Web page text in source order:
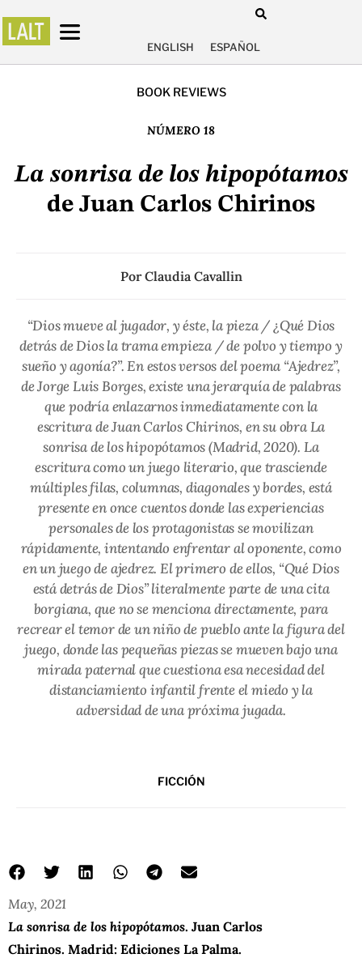
ENGLISH ESPAÑOL
BOOK REVIEWS
NÚMERO 18
La sonrisa de los hipopótamos
de Juan Carlos Chirinos
PorClaudia Cavallin
“Dios mueve al jugador, y éste, la pieza / ¿Qué Dios
detrás de Dios la trama empieza / de polvo y tiempo y
sueño y agonía?”. En estos versos del poema “Ajedrez”,
de Jorge Luis Borges, existe una jerarquía de palabras
que podría enlazarnos inmediatamente con la
escritura de Juan Carlos Chirinos, en su obraLa
sonrisa de los hipopótamos(Madrid, 2020). La
escritura como un juego literario, que trasciende
múltiples filas, columnas, diagonales y bordes, está
presente en once cuentos donde las experiencias
personales de los protagonistas se movilizan
rápidamente, intentando enfrentar al oponente, como
en un juego de ajedrez. El primero de ellos, “Qué Dios
está detrás de Dios” literalmente parte de una cita
borgiana, que no se menciona directamente, para
recrear el temor de un niño de pueblo ante la figura del
juego, donde las pequeñas piezas se mueven bajo una
mirada paternal que cuestiona esa necesidad del
distanciamiento infantil frente el miedo y la
adversidad de una próxima jugada.
FICCIÓN
May, 2021
La sonrisa de los hipopótamos. Juan Carlos
Chirinos. Madrid: Ediciones La Palma.